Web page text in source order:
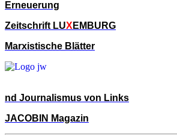
Erneuerung
Zeitschrift LUX EMBURG
Marxistische Blätter
nd Journalismus von Links
JACOBIN Magazin